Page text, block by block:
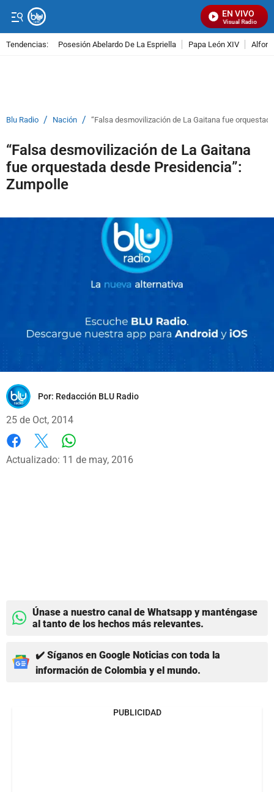
EN VIVO
Señal Visual Radio
Tendencias: Posesión Abelardo De La Espriella Papa León XIV
Blu Radio / Nación / “Falsa desmovilización de La Gaitana fue
“Falsa desmovilización de La Gaitana
fue orquestada desde Presidencia”:
Zumpolle
Por: Redacción BLU Radio
25 de Oct, 2014
Facebook
X
Actualizado: 11 de may, 2016
Únase a nuestro canal de Whatsapp y manténgase
al tanto de los hechos más relevantes.
✔️ Síganos en Google Noticias con toda la
información de Colombia y el mundo.
PUBLICIDAD